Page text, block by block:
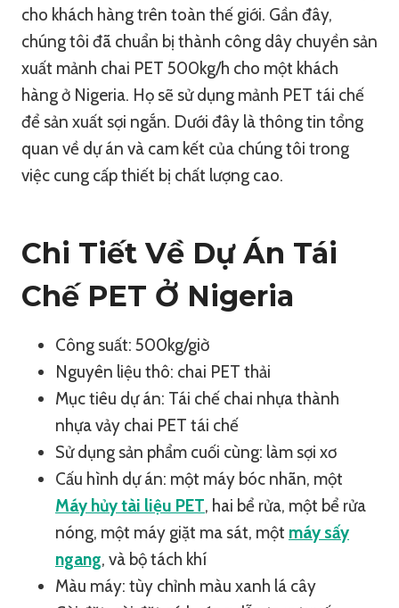
cho khách hàng trên toàn thế giới. Gần đây,
chúng tôi đã chuẩn bị thành công dây chuyền sản
xuất mảnh chai PET 500kg/h cho một khách
hàng ở Nigeria. Họ sẽ sử dụng mảnh PET tái chế
để sản xuất sợi ngắn. Dưới đây là thông tin tổng
quan về dự án và cam kết của chúng tôi trong
việc cung cấp thiết bị chất lượng cao.
Chi Tiết Về Dự Án Tái
Chế PET Ở Nigeria
Công suất: 500kg/giờ
Nguyên liệu thô: chai PET thải
Mục tiêu dự án: Tái chế chai nhựa thành
nhựa vảy chai PET tái chế
Sử dụng sản phẩm cuối cùng: làm sợi xơ
Cấu hình dự án: một máy bóc nhãn, một
Máy hủy tài liệu PET, hai bể rửa, một bể rửa
nóng, một máy giặt ma sát, một máy sấy
ngang, và bộ tách khí
Màu máy: tùy chỉnh màu xanh lá cây